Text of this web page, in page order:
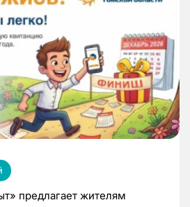
предлагает жителям